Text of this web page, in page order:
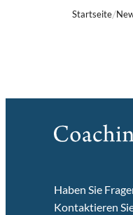
Startseite
Haben Sie
Kontaktieren